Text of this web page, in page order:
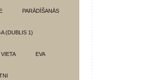
PARĀDĪŠANĀS
(DUBLIS 1)
EVA